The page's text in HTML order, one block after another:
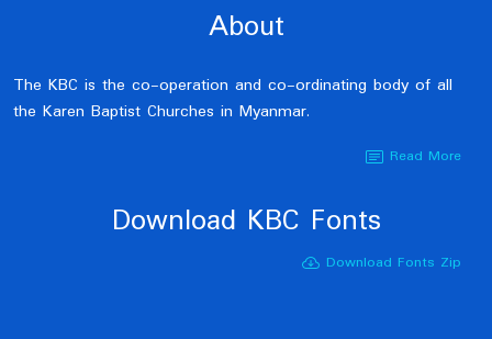
About
The KBC is the co-operation and co-ordinating body of all
the Karen Baptist Churches in Myanmar.
Read More
Download KBC Fonts
Download Fonts Zip